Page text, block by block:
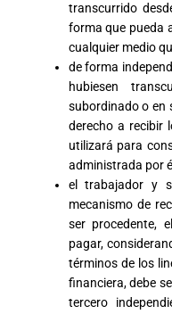
transcurrido
forma que pueda
cualquier medio
de forma
hubiesen
subordinado o en
derecho a recibir
utilizará para
administrada por
el trabajador y
mecanismo de
ser procedente,
pagar,
términos de los
financiera, debe
tercero